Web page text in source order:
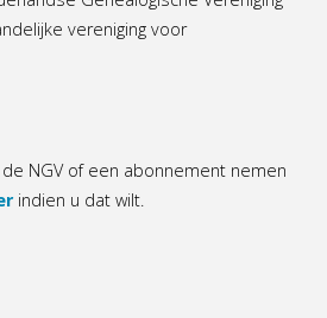
vereniging voor
NGV of een abonnement nemen
indien u dat wilt.